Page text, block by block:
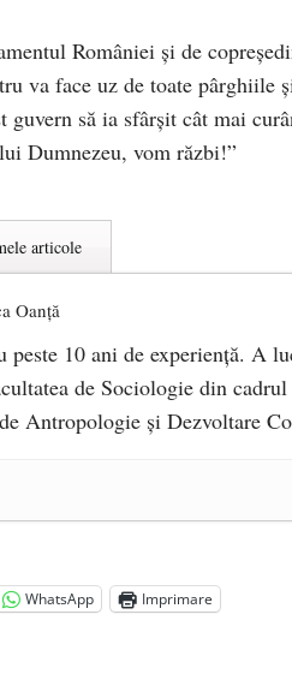
României și de
va face uz de toate pârghiile
guvern să ia sfârșit cât mai
Dumnezeu, vom răzbi!”
articole
Oanță
peste 10 ani de experiență. A
de Sociologie din
Antropologie și Dezvoltare
la naștere - 29 iulie 2024
tot mai aproape de
WhatsApp Imprimare